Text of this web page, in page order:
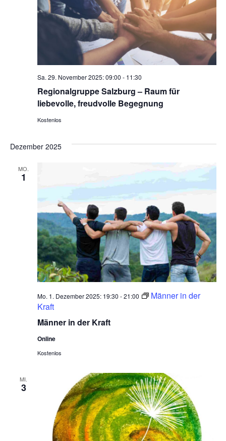
Regionalgruppe Salzburg – Raum für
liebevolle, freudvolle Begegnung
Sa. 29. November 2025: 09:00 - 11:30
Kostenlos
Dezember 2025
MO.
1
Männer in der Kraft
Mo. 1. Dezember 2025: 19:30 -21:00
Männer in der
Kraft
Online
Kostenlos
MI.
3